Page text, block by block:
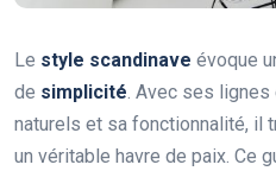
Le style scandinave évoque
de simplicité. Avec ses lignes
naturels et sa fonctionnalité, il
un véritable havre de paix. Ce